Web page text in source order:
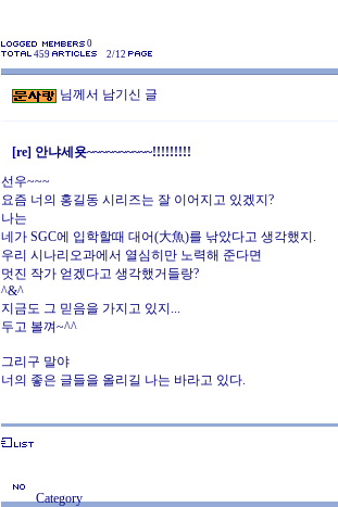
0
459
2/12
님께서 남기신 글
[re] 안냐세욧~~~~~~~~~~!!!!!!!!!
선우~~~
요즘 너의 홍길동 시리즈는 잘 이어지고 있겠지?
나는
네가 SGC에 입학할때 대어(大魚)를 낚았다고 생각했지.
우리 시나리오과에서 열심히만 노력해 준다면
멋진 작가 얻겠다고 생각했거들랑?
^&^
지금도 그 믿음을 가지고 있지...
두고 볼껴~^^
그리구 말야
너의 좋은 글들을 올리길 나는 바라고 있다.
Category